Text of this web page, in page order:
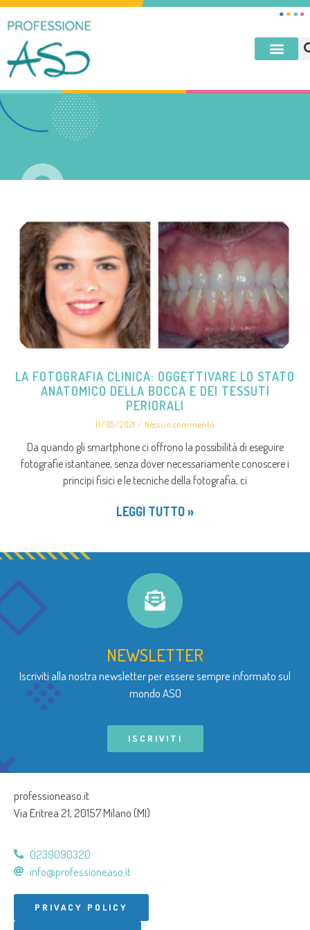
LA FOTOGRAFIA CLINICA: OGGETTIVARE LO STATO
ANATOMICO DELLA BOCCA E DEI TESSUTI
PERIORALI
11/05/2021 Nessun commento
Da quando gli smartphone ci offrono la possibilità di eseguire
fotografie istantanee, senza dover necessariamente conoscere i
principi fisici e le tecniche della fotografia, ci
LEGGI TUTTO »
NEWSLETTER
Iscriviti alla nostra newsletter per essere sempre informato sul
mondo ASO
ISCRIVITI
professioneaso.it
Via Eritrea 21, 20157 Milano (MI)
0239090320
info@professioneaso.it
PRIVACY POLICY